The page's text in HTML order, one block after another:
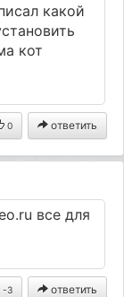
какой
кот
0 ответить
все для
-3 ответить